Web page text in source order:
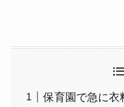
保育園で急に衣